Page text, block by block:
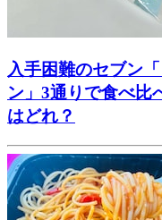
入手困難のセブン
ン」3通りで食べ比
はどれ？